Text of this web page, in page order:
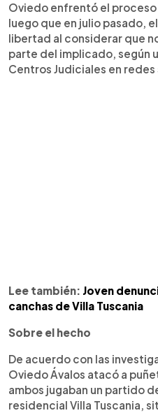
Oviedo enfrentó el
luego que en julio pasado,
libertad al considerar que
parte del implicado, según
Centros Judiciales en
Lee también: Joven
canchas de Villa Tuscania
Sobre el hecho
De acuerdo con las
Oviedo Ávalos atacó a
ambos jugaban un partido
residencial Villa Tuscania,